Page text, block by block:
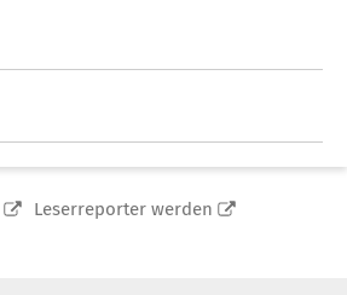
Leserreporter werden